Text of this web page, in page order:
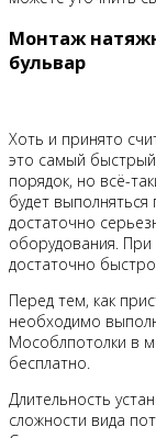
Монтаж
бульвар
Хоть и принято
это самый
порядок, но всё-
будет
достаточно
оборудования.
достаточно
Перед тем, как
необходимо
Мособлпотолки в
бесплатно.
Длительность
сложности вида